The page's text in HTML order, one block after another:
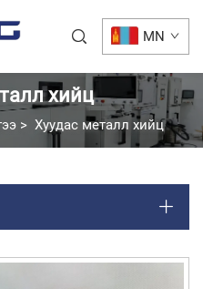
MN
хийц
> Хуудас металл хийц